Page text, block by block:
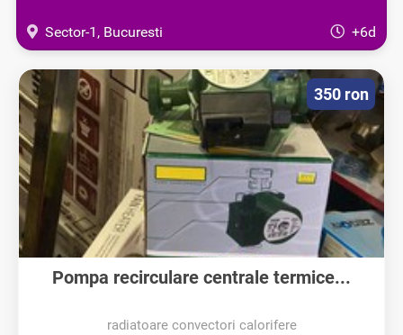
Sector-1, Bucuresti +6d
Pompa recirculare centrale termice...
radiatoare convectori calorifere
350 ron